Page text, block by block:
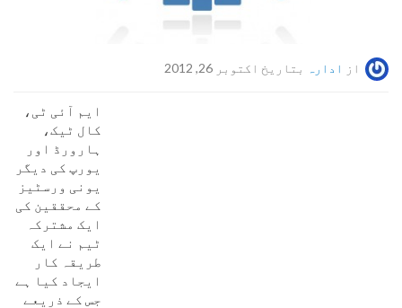
از ادارہ بتاریخ اکتوبر 26, 2012
ایم آئی ٹی،
کال ٹیک،
ہارورڈ اور
یورپ کی دیگر
یونی ورسٹیز
کے محققین کی
ایک مشترکہ
ٹیم نے ایک
طریقہ کار
ایجاد کیا ہے
جس کے ذریعے